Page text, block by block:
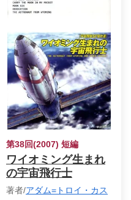
第38回(2007) 短編
ワイオミング生まれ
の宇宙飛行士
著者/アダム=トロイ・カス